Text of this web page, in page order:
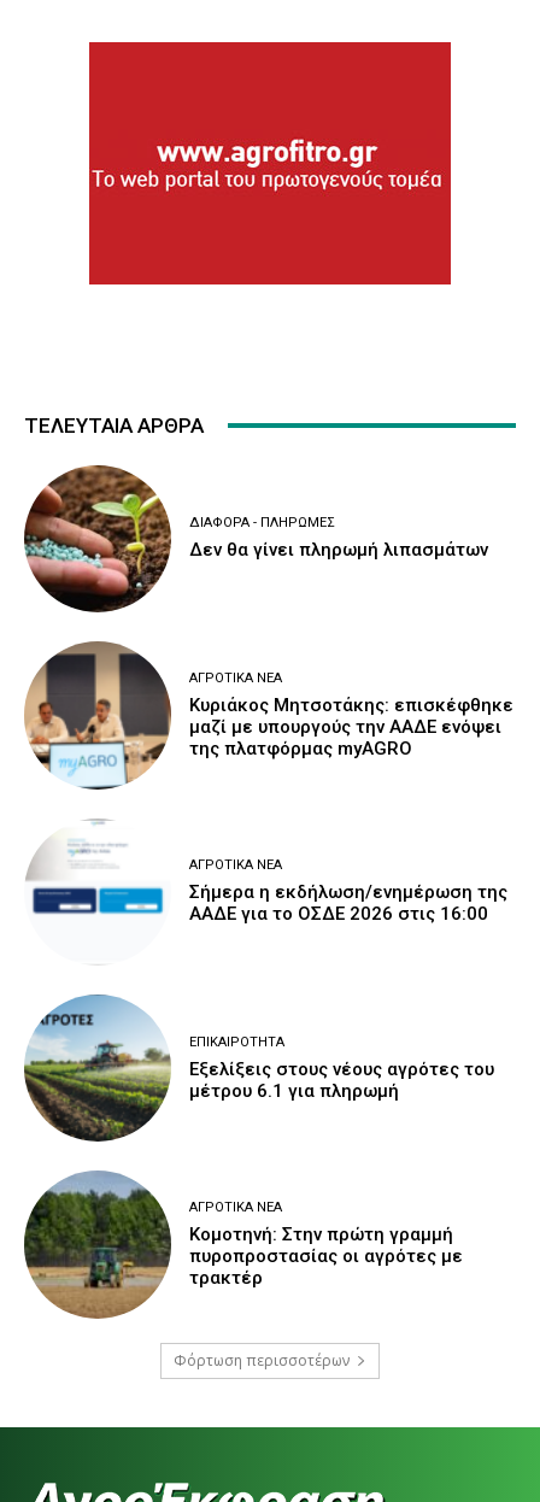
ΤΕΛΕΥΤΑΙΑ ΑΡΘΡΑ
ΔΙΆΦΟΡΑ - ΠΛΗΡΩΜΈΣ
Δεν θα γίνει πληρωμή λιπασμάτων
ΑΓΡΟΤΙΚΆ ΝΈΑ
Κυριάκος Μητσοτάκης: επισκέφθηκε
μαζί με υπουργούς την ΑΑΔΕ ενόψει
της πλατφόρμας myAGRO
ΑΓΡΟΤΙΚΆ ΝΈΑ
Σήμερα η εκδήλωση/ενημέρωση της
ΑΑΔΕ για το ΟΣΔΕ 2026 στις 16:00
ΕΠΙΚΑΙΡΌΤΗΤΑ
Εξελίξεις στους νέους αγρότες του
μέτρου 6.1 για πληρωμή
ΑΓΡΟΤΙΚΆ ΝΈΑ
Κομοτηνή: Στην πρώτη γραμμή
πυροπροστασίας οι αγρότες με
τρακτέρ
Φόρτωση περισσοτέρων